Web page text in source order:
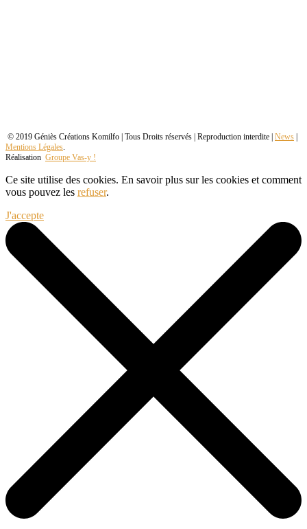
© 2019 Géniès Créations Komilfo | Tous Droits réservés | Reproduction interdite | News |
Mentions Légales
Réalisation Groupe Vas-y !
Ce site utilise des cookies. En savoir plus sur les cookies et comment
vous pouvez les refuser.
J'accepte